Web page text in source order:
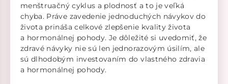
menštruačný cyklus a plodnosť a to je veľká
chyba. Práve zavedenie jednoduchých návykov do
života prináša celkové zlepšenie kvality života
a hormonálnej pohody. Je dôležité si uvedomiť, že
zdravé návyky nie sú len jednorazovým úsilím, ale
sú dlhodobým investovaním do vlastného zdravia
a hormonálnej pohody.